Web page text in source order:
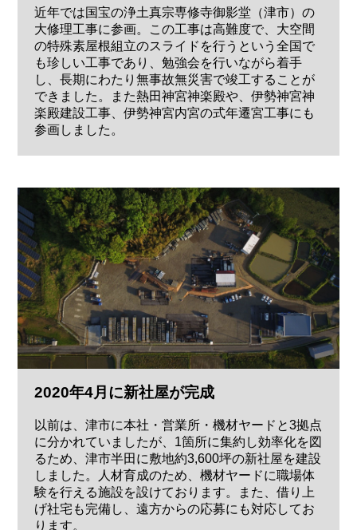
近年では国宝の浄土真宗専修寺御影堂（津市）の
大修理工事に参画。この工事は高難度で、大空間
の特殊素屋根組立のスライドを行うという全国で
も珍しい工事であり、勉強会を行いながら着手
し、長期にわたり無事故無災害で竣工することが
できました。また熱田神宮神楽殿や、伊勢神宮神
楽殿建設工事、伊勢神宮内宮の式年遷宮工事にも
参画しました。
2020年4月に新社屋が完成
以前は、津市に本社・営業所・機材ヤードと3拠点
に分かれていましたが、1箇所に集約し効率化を図
るため、津市半田に敷地約3,600坪の新社屋を建設
しました。人材育成のため、機材ヤードに職場体
験を行える施設を設けております。また、借り上
げ社宅も完備し、遠方からの応募にも対応してお
ります。